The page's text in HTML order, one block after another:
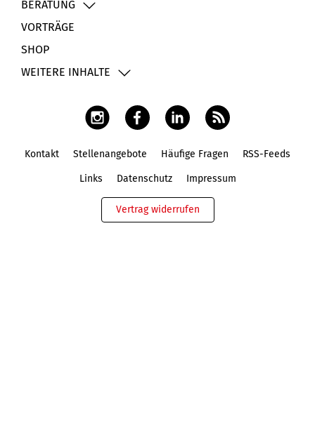
BERATUNG
VORTRÄGE
SHOP
WEITERE INHALTE
Kontakt Stellenangebote Häufige Fragen RSS-Feeds
Links Datenschutz Impressum
Vertrag widerrufen